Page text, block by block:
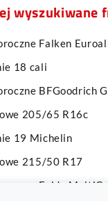
wyszukiwane
18 cali
205/65 R16c
19 Michelin
215/50 R17
Fulda